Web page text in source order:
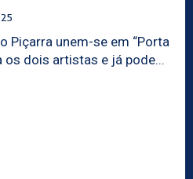
Piçarra unem-se em “Porta
os dois artistas e já pode...